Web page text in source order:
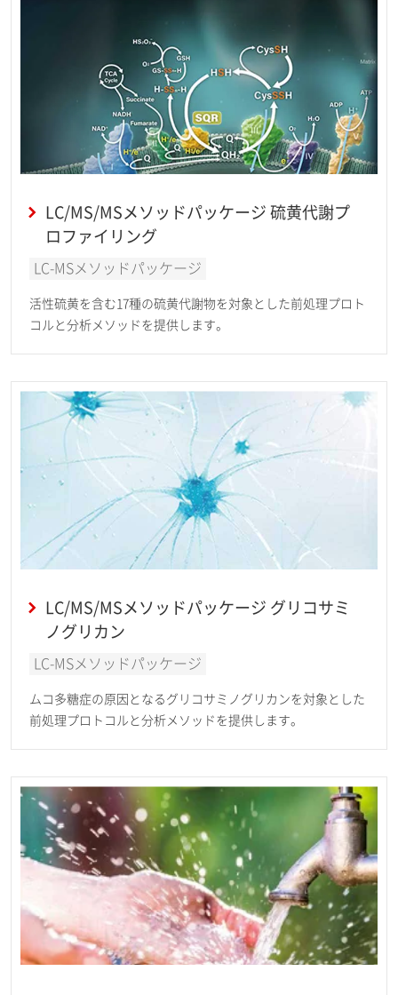
LC/MS/MSメソッドパッケージ 硫黄代謝プ
ロファイリング
LC-MSメソッドパッケージ
活性硫黄を含む17種の硫黄代謝物を対象とした前処理プロト
コルと分析メソッドを提供します。
LC/MS/MSメソッドパッケージ グリコサミ
ノグリカン
LC-MSメソッドパッケージ
ムコ多糖症の原因となるグリコサミノグリカンを対象とした
前処理プロトコルと分析メソッドを提供します。